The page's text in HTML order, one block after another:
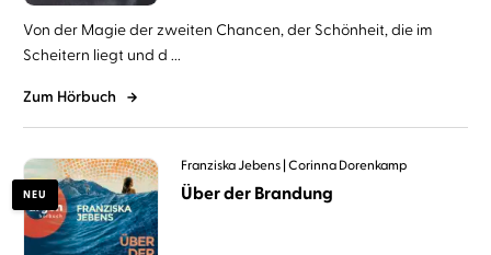
Von der Magie der zweiten Chancen, der Schönheit, die im
Scheitern liegt und d ...
Zum Hörbuch
NEU
Franziska Jebens Corinna Dorenkamp
Über der Brandung